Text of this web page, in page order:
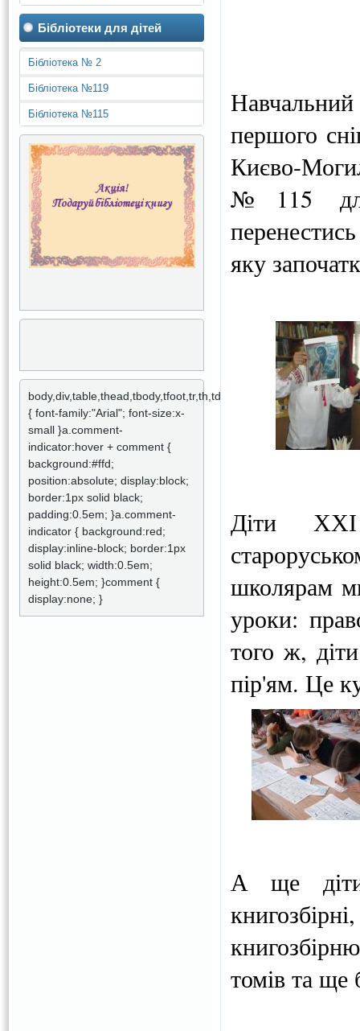
Бібліотеки для дітей
Бібліотека № 2
Бібліотека №119
Бібліотека №115
body,div,table,thead,tbody,tfoot,tr,th,td,p
{ font-family:"Arial"; font-size:x-
small }a.comment-
indicator:hover + comment {
background:#ffd;
position:absolute; display:block;
border:1px solid black;
padding:0.5em; }a.comment-
indicator { background:red;
display:inline-block; border:1px
solid black; width:0.5em;
height:0.5em; }comment {
display:none; }
першого
Києво-
№115 для
яку
Діти ХХІ
школярам
уроки:
того ж,
пір'ям. Це
А ще діти
томів та ще